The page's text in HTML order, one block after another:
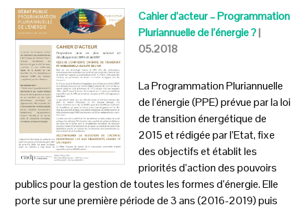
Cahier d’acteur – Programmation
Pluriannuelle de l’énergie ?|
05.2018
La Programmation Pluriannuelle
de l’énergie (PPE) prévue par la loi
de transition énergétique de
2015 et rédigée par l’Etat, fixe
des objectifs et établit les
priorités d’action des pouvoirs
publics pour la gestion de toutes les formes d’énergie. Elle
porte sur une première période de 3 ans (2016-2019) puis